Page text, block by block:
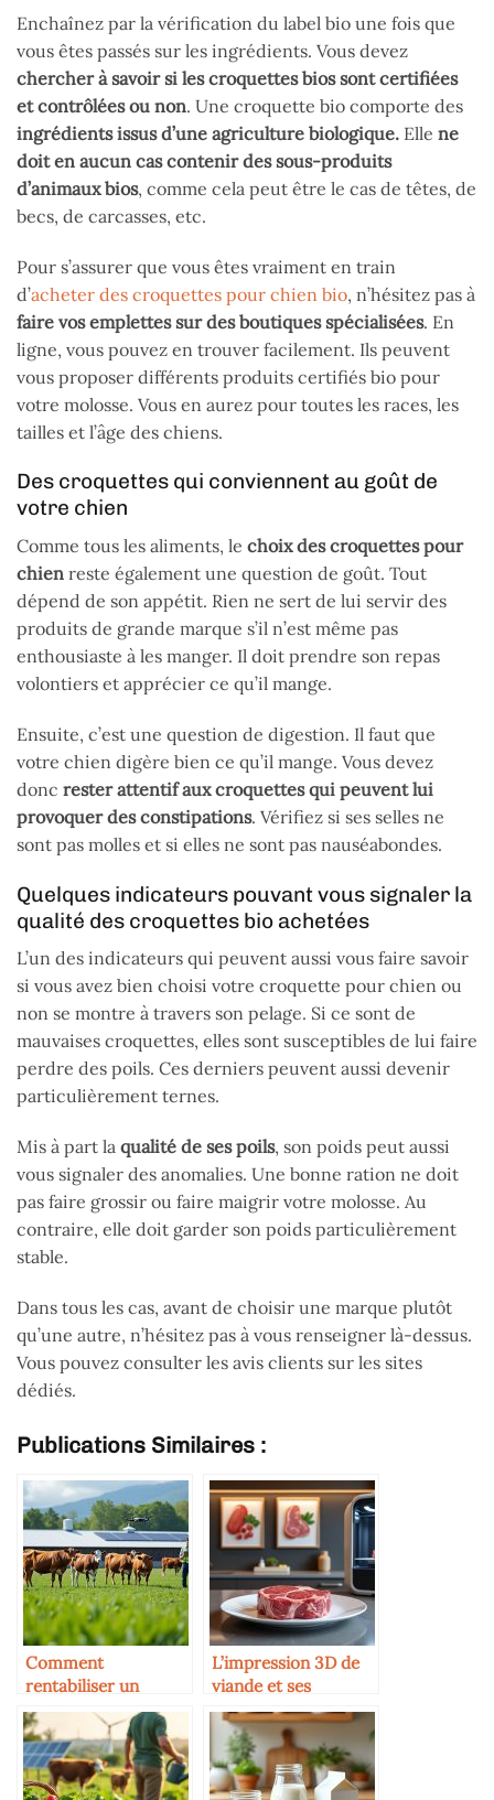
Enchaînez par la vérification du label bio une fois que
vous êtes passés sur les ingrédients. Vous devez
chercher à savoir si les croquettes bios sont certifiées
et contrôlées ou non. Une croquette bio comporte des
ingrédients issus d’une agriculture biologique. Elle ne
doit en aucun cas contenir des sous-produits
d’animaux bios, comme cela peut être le cas de têtes, de
becs, de carcasses, etc.
Pour s’assurer que vous êtes vraiment en train
d’acheter des croquettes pour chien bio, n’hésitez pas à
faire vos emplettes sur des boutiques spécialisées. En
ligne, vous pouvez en trouver facilement. Ils peuvent
vous proposer différents produits certifiés bio pour
votre molosse. Vous en aurez pour toutes les races, les
tailles et l’âge des chiens.
Des croquettes qui conviennent au goût de
votre chien
Comme tous les aliments, le choix des croquettes pour
chien reste également une question de goût. Tout
dépend de son appétit. Rien ne sert de lui servir des
produits de grande marque s’il n’est même pas
enthousiaste à les manger. Il doit prendre son repas
volontiers et apprécier ce qu’il mange.
Ensuite, c’est une question de digestion. Il faut que
votre chien digère bien ce qu’il mange. Vous devez
donc rester attentif aux croquettes qui peuvent lui
provoquer des constipations. Vérifiez si ses selles ne
sont pas molles et si elles ne sont pas nauséabondes.
Quelques indicateurs pouvant vous signaler la
qualité des croquettes bio achetées
L’un des indicateurs qui peuvent aussi vous faire savoir
si vous avez bien choisi votre croquette pour chien ou
non se montre à travers son pelage. Si ce sont de
mauvaises croquettes, elles sont susceptibles de lui faire
perdre des poils. Ces derniers peuvent aussi devenir
particulièrement ternes.
Mis à part la qualité de ses poils, son poids peut aussi
vous signaler des anomalies. Une bonne ration ne doit
pas faire grossir ou faire maigrir votre molosse. Au
contraire, elle doit garder son poids particulièrement
stable.
Dans tous les cas, avant de choisir une marque plutôt
qu’une autre, n’hésitez pas à vous renseigner là-dessus.
Vous pouvez consulter les avis clients sur les sites
dédiés.
Publications Similaires :
Comment
rentabiliser un
élevage bovin en
2025
L’impression 3D de
viande et ses
implications